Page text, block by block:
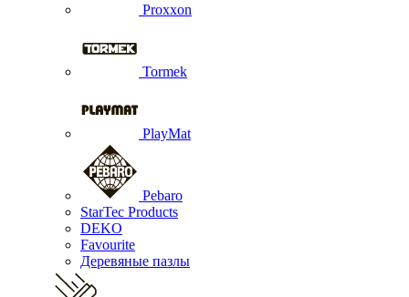
Proxxon
Tormek
PlayMat
Pebaro
StarTec Products
DEKO
Favourite
Деревяные пазлы